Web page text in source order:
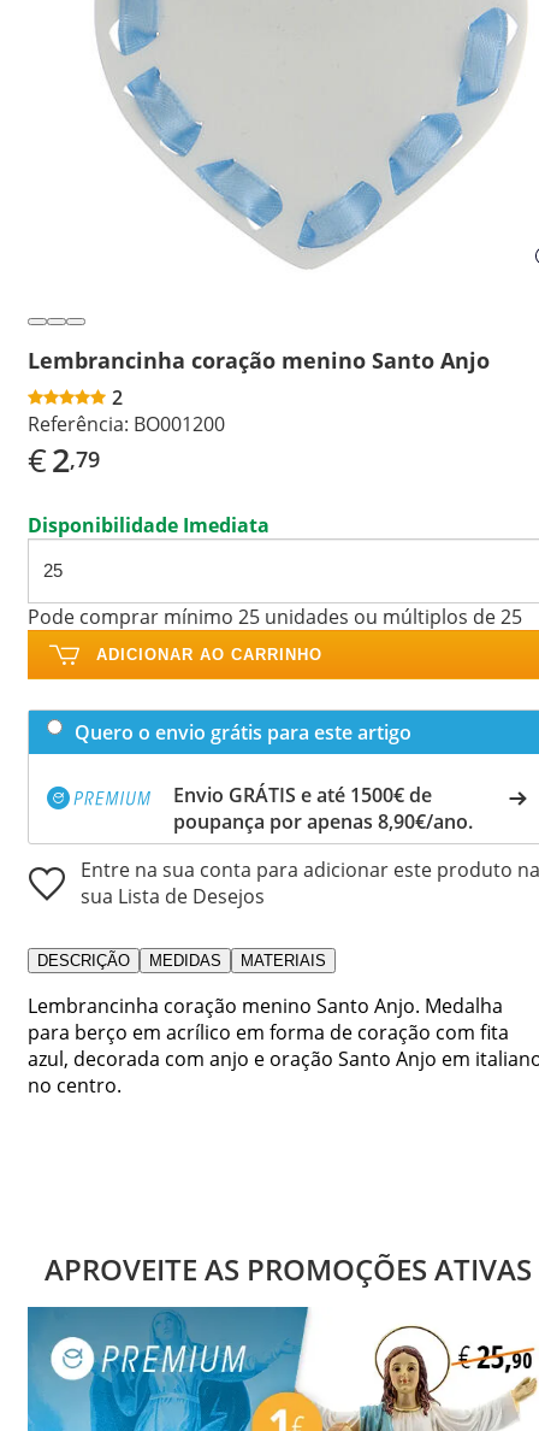
Lembrancinha coração menino Santo Anjo
2
Referência: BO001200
€2,79
Disponibilidade Imediata
Pode comprar mínimo 25 unidades ou múltiplos de 25
ADICIONAR AO CARRINHO
Quero o envio grátis para este artigo
Envio GRÁTIS e até 1500€ de
poupança por apenas 8,90€/ano.
Entre na sua conta para adicionar este produto na
sua Lista de Desejos
DESCRIÇÃO MEDIDAS MATERIAIS
Lembrancinha coração menino Santo Anjo. Medalha
para berço em acrílico em forma de coração com fita
azul, decorada com anjo e oração Santo Anjo em
no centro.
APROVEITE AS PROMOÇÕES ATIVAS